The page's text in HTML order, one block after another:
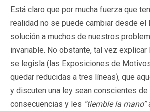
Está claro que por mucha fuerza que
realidad no se puede cambiar desde el
solución a muchos de nuestros
invariable. No obstante, tal vez explicar
se legisla (las Exposiciones de
quedar reducidas a tres líneas), que
y discuten una ley sean conscientes
consecuencias y les “tiemble la mano”